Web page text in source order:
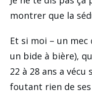
montrer que la
Et si moi – un mec
un bide à bière),
22 à 28 ans a
foutant rien de